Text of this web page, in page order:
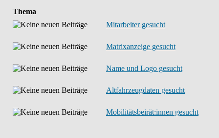
Thema
Mitarbeiter gesucht
Matrixanzeige gesucht
Name und Logo gesucht
Altfahrzeugdaten gesucht
Mobilitätsbeirät:innen gesucht